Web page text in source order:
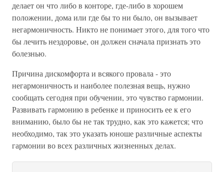
делает он что либо в конторе, где-либо в хорошем
положении, дома или где бы то ни было, он вызывает
негармоничность. Никто не понимает этого, для того что
бы лечить нездоровье, он должен сначала признать это
болезнью.
Причина дискомфорта и всякого провала - это
негармоничность и наиболее полезная вещь, нужно
сообщать сегодня при обучении, это чувство гармонии.
Развивать гармонию в ребенке и приносить ее к его
вниманию, было бы не так трудно, как это кажется; что
необходимо, так это указать юноше различные аспекты
гармонии во всех различных жизненных делах.